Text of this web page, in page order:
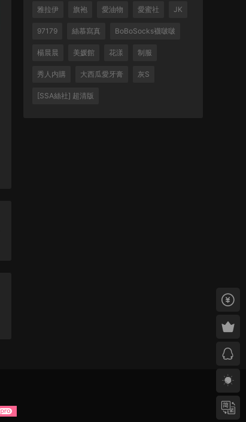
雅拉伊 旗袍 愛油物 愛蜜社 JK
97179 絲慕寫真 BoBoSocks襪啵啵
楊晨晨 美媛館 花漾 制服
秀人内購 大西瓜愛牙膏 灰S
[SSA絲社] 超清版